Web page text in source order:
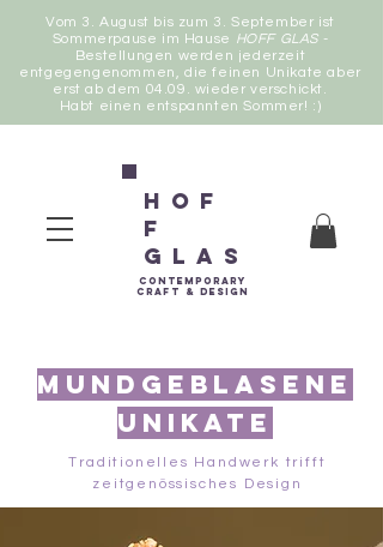
Vom 3. August bis zum 3. September ist
Sommerpause im Hause HOFF GLAS-
Bestellungen werden jederzeit
entgegengenommen, die feinen Unikate aber
erst ab dem 04.09. wieder verschickt.
Habt einen entspannten Sommer! :)
Hof
f
Glas
contemporary
Craft & Design
Mundgeblasene
Unikate
Traditionelles Handwerk trifft
zeitgenössisches Design